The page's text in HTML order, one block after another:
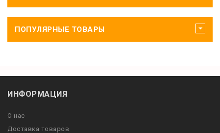
ПОПУЛЯРНЫЕ ТОВАРЫ
ИНФОРМАЦИЯ
О нас
Доставка товаров